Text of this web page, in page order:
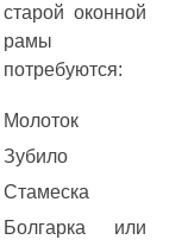
старой оконной
рамы
потребуются:
Молоток
Зубило
Стамеска
Болгарка или